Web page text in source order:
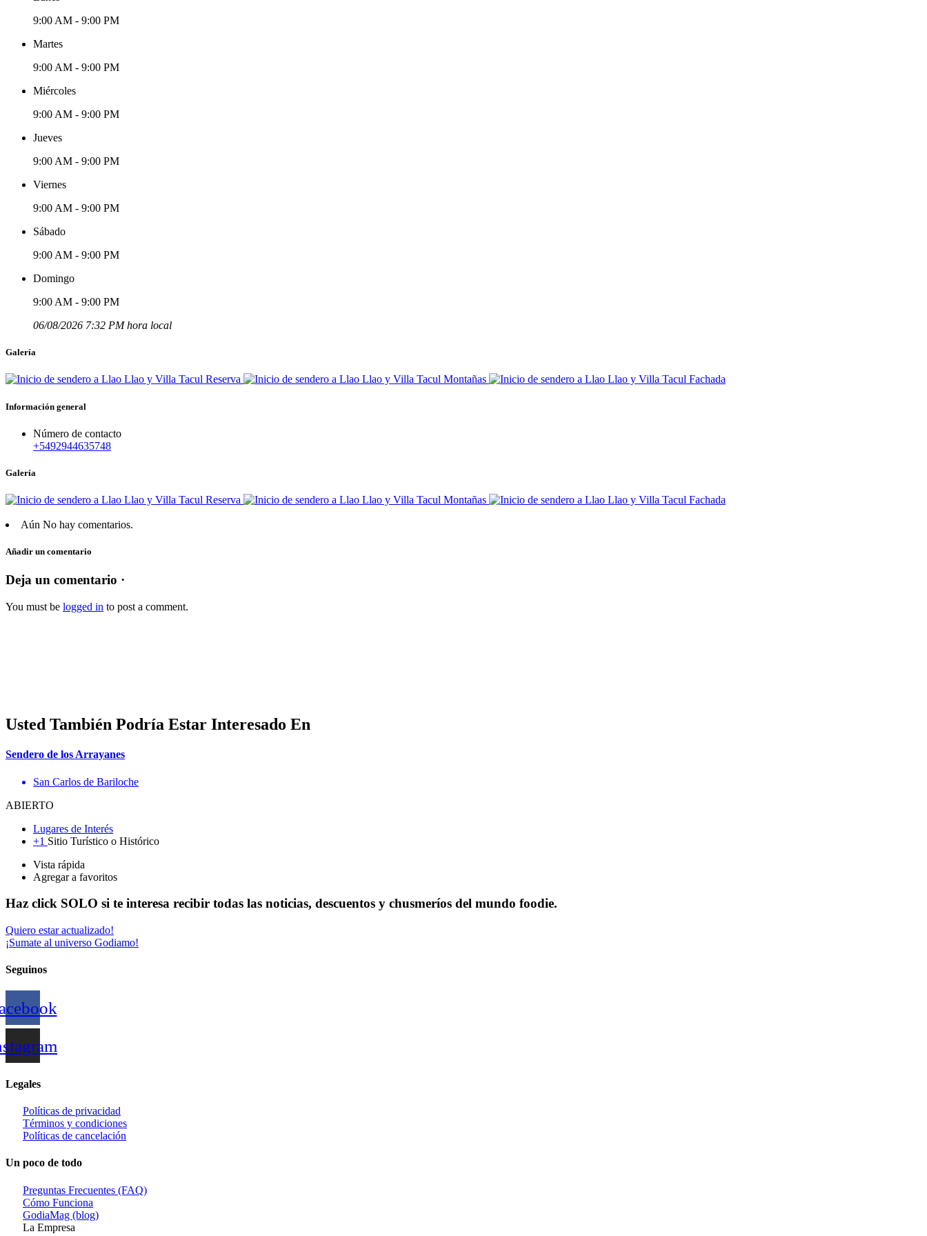
9:00 AM - 9:00 PM
Martes
9:00 AM - 9:00 PM
Miércoles
9:00 AM - 9:00 PM
Jueves
9:00 AM - 9:00 PM
Viernes
9:00 AM - 9:00 PM
Sábado
9:00 AM - 9:00 PM
Domingo
9:00 AM - 9:00 PM
06/08/2026 7:32 PM hora local
Galería
Información general
Número de contacto
+5492944635748
Galería
Aún No hay comentarios.
Añadir un comentario
Deja un comentario ·
You must be logged in to post a comment.
Usted También Podría Estar Interesado En
Sendero de los Arrayanes
San Carlos de Bariloche
ABIERTO
Lugares de Interés
+1 Sitio Turístico o Histórico
Vista rápida
Agregar a favoritos
Haz click SOLO si te interesa recibir todas las noticias, descuentos y chusmeríos del mundo foodie.
Quiero estar actualizado!
¡Sumate al universo Godiamo!
Seguinos
Legales
Políticas de privacidad
Términos y condiciones
Políticas de cancelación
Un poco de todo
Preguntas Frecuentes (FAQ)
Cómo Funciona
GodiaMag (blog)
La Empresa